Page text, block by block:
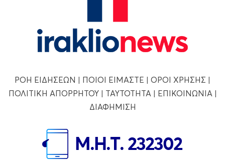
ΡΟΗ ΕΙΔΗΣΕΩΝ | ΠΟΙΟΙ ΕΙΜΑΣΤΕ | ΟΡΟΙ ΧΡΗΣΗΣ |
ΠΟΛΙΤΙΚΗ ΑΠΟΡΡΗΤΟΥ| ΤΑΥΤΟΤΗΤΑ | ΕΠΙΚΟΙΝΩΝΙΑ |
ΔΙΑΦΗΜΙΣΗ